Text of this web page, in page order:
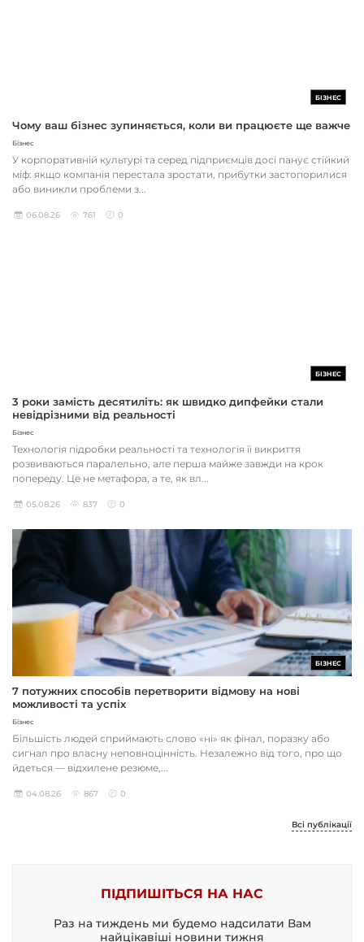
БІЗНЕС
Чому ваш бізнес зупиняється, коли ви працюєте ще важче
Бізнес
У корпоративній культурі та серед підприємців досі панує стійкий
міф: якщо компанія перестала зростати, прибутки застопорилися
або виникли проблеми з...
06.08.26 761 0
БІЗНЕС
3 роки замість десятиліть: як швидко дипфейки стали
невідрізними від реальності
Бізнес
Технологія підробки реальності та технологія її викриття
розвиваються паралельно, але перша майже завжди на крок
попереду. Це не метафора, а те, як вл...
05.08.26 837 0
БІЗНЕС
7 потужних способів перетворити відмову на нові
можливості та успіх
Бізнес
Більшість людей сприймають слово «ні» як фінал, поразку або
сигнал про власну неповноцінність. Незалежно від того, про що
йдеться — відхилене резюме,...
04.08.26 867 0
Всі публікації
ПІДПИШІТЬСЯ НА НАС
Раз на тиждень ми будемо надсилати Вам
найцікавіші новини тижня